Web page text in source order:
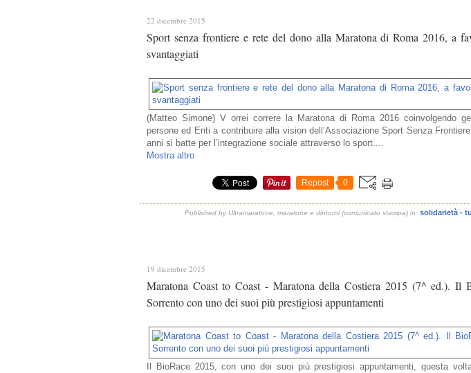
22 dicembre 2015
Sport senza frontiere e rete del dono alla Maratona di Roma 2016, a
svantaggiati
(Matteo Simone) V orrei correre la Maratona di Roma 2016 coinvolgendo
persone ed Enti a contribuire alla vision dell’Associazione Sport Senza
anni si batte per l’integrazione sociale attraverso lo sport....
Mostra altro
Repost 0
Published by Ultramaratone, maratone e dintorni (comunicato stampa) in solidarietà -
19 dicembre 2015
Maratona Coast to Coast - Maratona della Costiera 2015 (7^ ed.). Il
Sorrento con uno dei suoi più prestigiosi appuntamenti
Il BioRace 2015, con uno dei suoi più prestigiosi appuntamenti, questa